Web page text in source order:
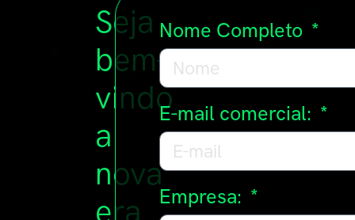
Seja
bem-
vindo
a
nova
era
Nome Completo
E-mail comercial:
Empresa: